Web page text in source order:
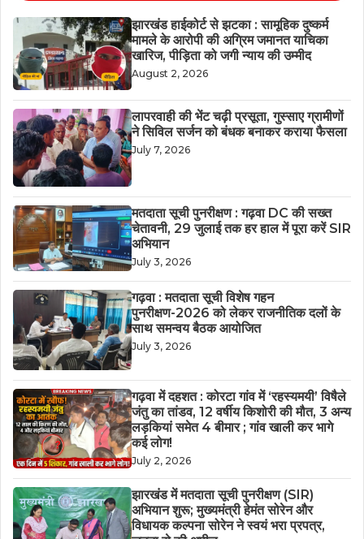
झारखंड हाईकोर्ट से झटका : सामूहिक दुष्कर्म
मामले के आरोपी की अग्रिम जमानत याचिका
खारिज, पीड़िता को जगी न्याय की उम्मीद
August 2, 2026
लापरवाही की भेंट चढ़ी प्रसूता, गुस्साए ग्रामीणों
ने सिविल सर्जन को बंधक बनाकर कराया फैसला
July 7, 2026
मतदाता सूची पुनरीक्षण : गढ़वा DC की सख्त
चेतावनी, 29 जुलाई तक हर हाल में पूरा करें SIR
अभियान
July 3, 2026
गढ़वा : मतदाता सूची विशेष गहन
पुनरीक्षण-2026 को लेकर राजनीतिक दलों के
साथ समन्वय बैठक आयोजित
July 3, 2026
गढ़वा में दहशत : कोरटा गांव में ‘रहस्यमयी’ विषैले
जंतु का तांडव, 12 वर्षीय किशोरी की मौत, 3 अन्य
लड़कियां समेत 4 बीमार ; गांव खाली कर भागे
कई लोग!
July 2, 2026
झारखंड में मतदाता सूची पुनरीक्षण (SIR)
अभियान शुरू; मुख्यमंत्री हेमंत सोरेन और
विधायक कल्पना सोरेन ने स्वयं भरा प्रपत्र,